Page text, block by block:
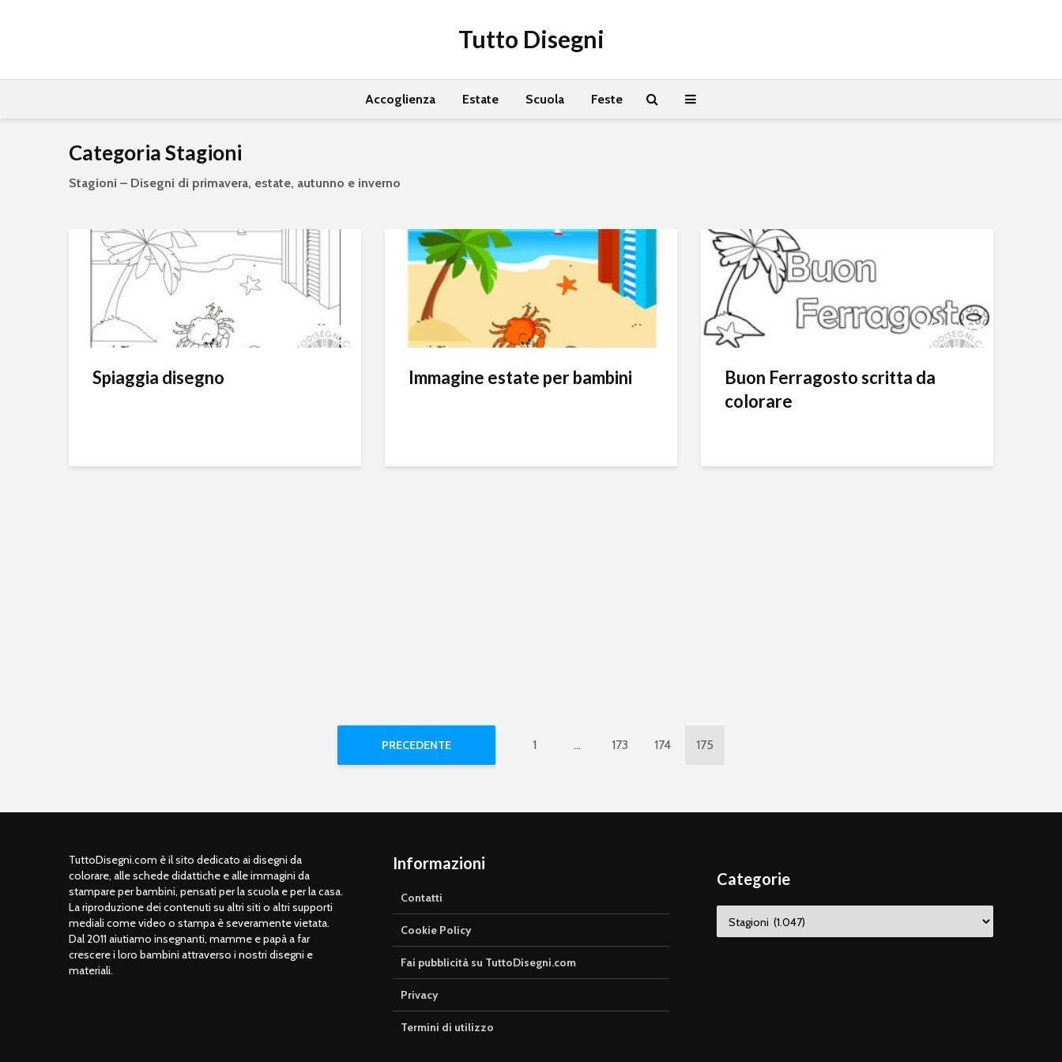
Tutto Disegni
Accoglienza Estate Scuola Feste
Categoria Stagioni
Stagioni – Disegni di primavera, estate, autunno e inverno
Spiaggia disegno Immagine estate per bambini
Buon Ferragosto scritta da
colorare
PRECEDENTE 1 … 173 174 175
TuttoDisegni.com è il sito dedicato ai disegni da
colorare, alle schede didattiche e alle immagini da
stampare per bambini, pensati per la scuola e per la casa.
La riproduzione dei contenuti su altri siti o altri supporti
mediali come video o stampa è severamente vietata.
Dal 2011 aiutiamo insegnanti, mamme e papà a far
crescere i loro bambini attraverso i nostri disegni e
materiali.
Informazioni
Contatti
Cookie Policy
Fai pubblicità su TuttoDisegni.com
Privacy
Termini di utilizzo
Categorie